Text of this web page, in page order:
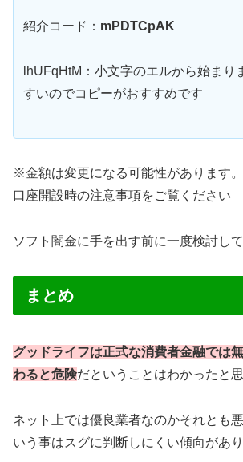
紹介コード： mPDTCpAK
lhUFqHtM：小文字のエルから始まり
すいのでコピーがおすすめです
※金額は変更になる可能性があります
口座開設時の注意事項をご覧ください
ソフト闇金に手を出す前に一度検討し
まとめ
グッドライフは正式な消費者金融では
わると危険だということはわかったと思
ネット上では優良業者なのかそれとも
いう事はスグに判断しにくい傾向があり